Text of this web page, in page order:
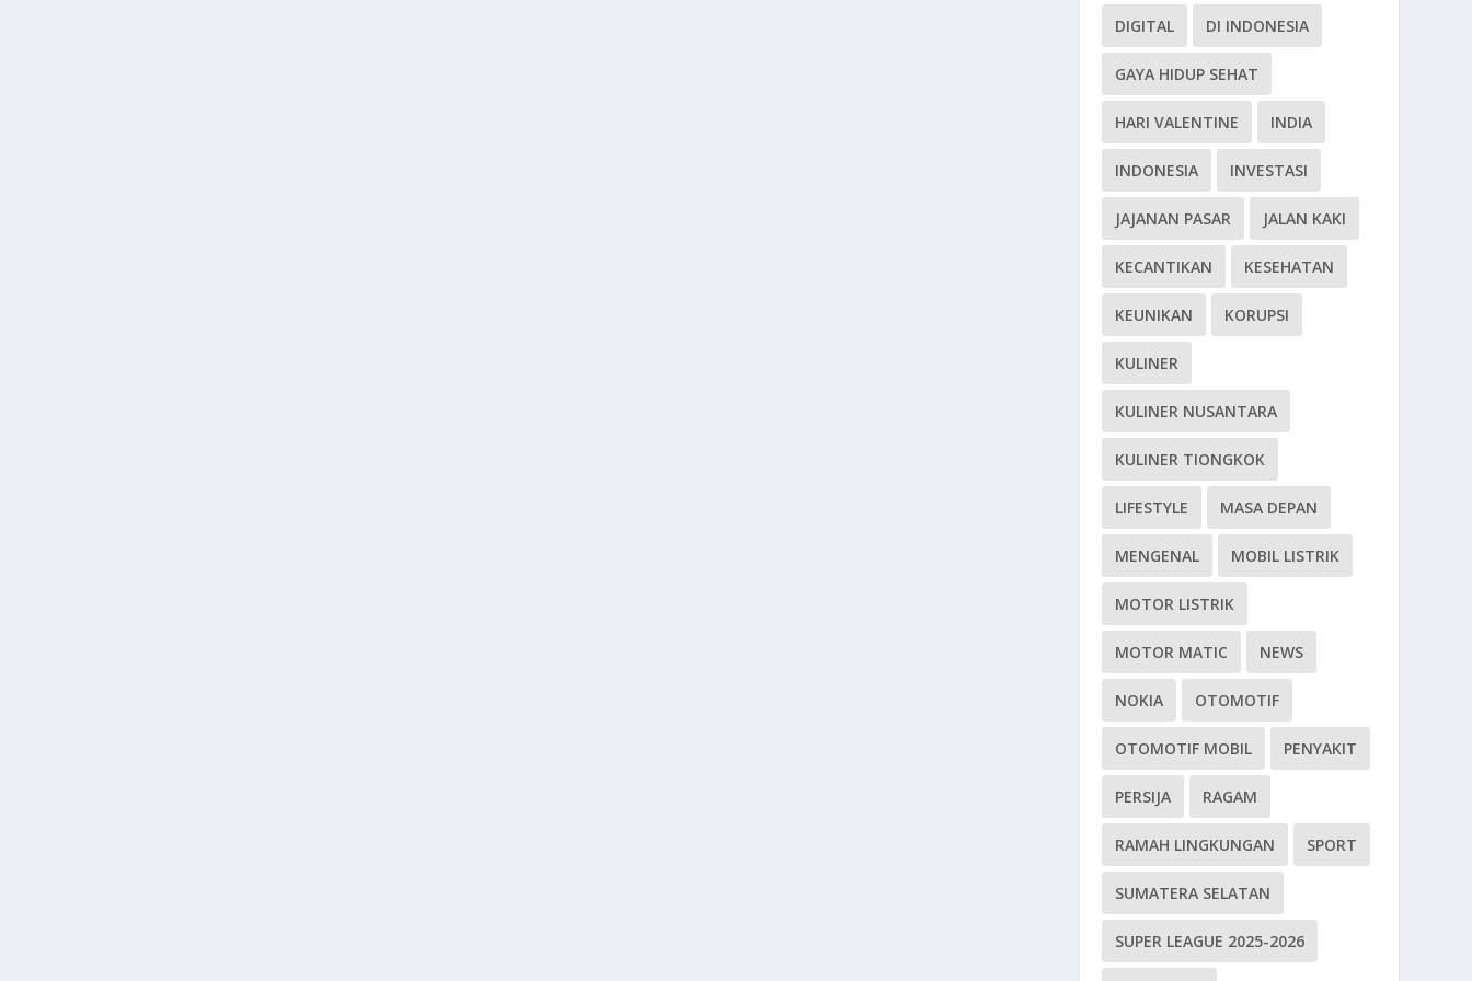
DIGITAL DI INDONESIA
GAYA HIDUP SEHAT
HARI VALENTINE INDIA
INDONESIA INVESTASI
JAJANAN PASAR JALAN KAKI
KECANTIKAN KESEHATAN
KEUNIKAN KORUPSI
KULINER
KULINER NUSANTARA
KULINER TIONGKOK
LIFESTYLE MASA DEPAN
MENGENAL MOBIL LISTRIK
MOTOR LISTRIK
MOTOR MATIC NEWS
NOKIA OTOMOTIF
OTOMOTIF MOBIL PENYAKIT
PERSIJA RAGAM
RAMAH LINGKUNGAN SPORT
SUMATERA SELATAN
SUPER LEAGUE 2025-2026